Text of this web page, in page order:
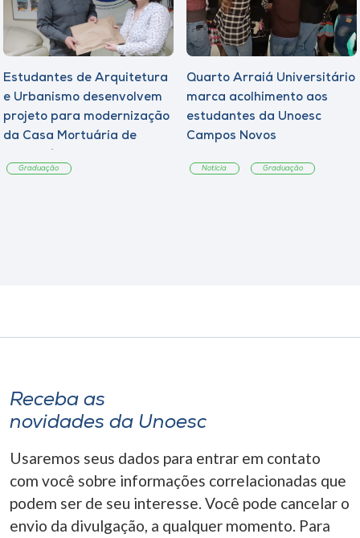
Estudantes de Arquitetura
e Urbanismo desenvolvem
projeto para modernização
da Casa Mortuária de
Graduação
Quarto Arraiá Universitário
marca acolhimento aos
estudantes da Unoesc
Campos Novos
Notícia Graduação
Receba as
novidades da Unoesc
Usaremos seus dados para entrar em contato
com você sobre informações correlacionadas que
podem ser de seu interesse. Você pode cancelar o
envio da divulgação, a qualquer momento. Para